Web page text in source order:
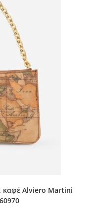
καφέ Alviero Martini